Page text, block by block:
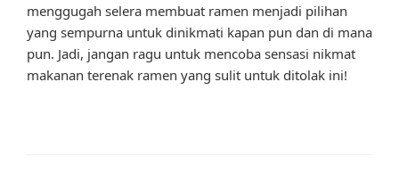
menggugah selera membuat ramen menjadi pilihan
yang sempurna untuk dinikmati kapan pun dan di mana
pun. Jadi, jangan ragu untuk mencoba sensasi nikmat
makanan terenak ramen yang sulit untuk ditolak ini!